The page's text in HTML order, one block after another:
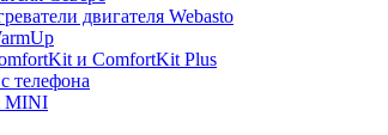
двигателя Webasto
и ComfortKit Plus
телефона
MINI